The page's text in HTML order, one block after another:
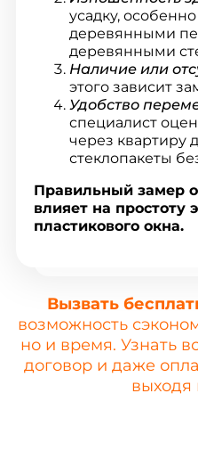
усадку,
деревянными
деревянными
Наличие или
этого зависит
Удобство
специалист
через квартиру
стеклопакеты
Правильный замер
влияет на простоту
пластикового окна.
Вызвать
возможность
но и время. Узнать
договор и даже
выходя